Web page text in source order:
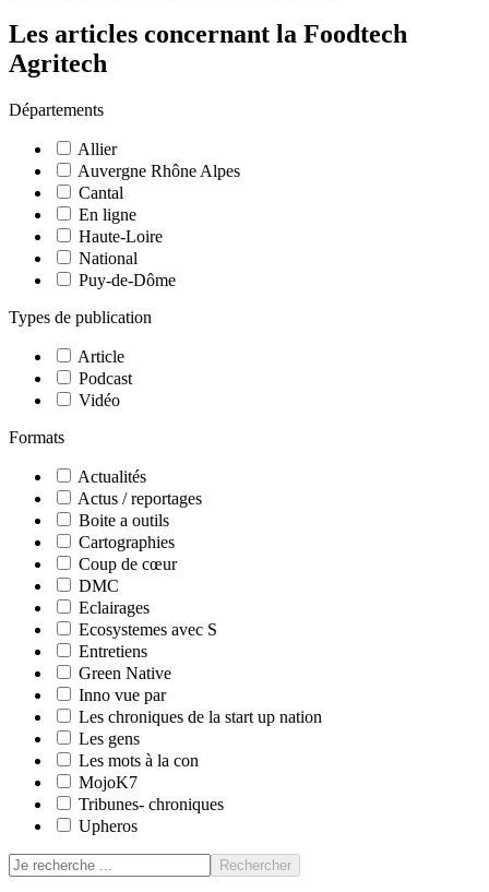
Les articles concernant la Foodtech
Agritech
Départements
Allier
Auvergne Rhône Alpes
Cantal
En ligne
Haute-Loire
National
Puy-de-Dôme
Types de publication
Article
Podcast
Vidéo
Formats
Actualités
Actus / reportages
Boite a outils
Cartographies
Coup de cœur
DMC
Eclairages
Ecosystemes avec S
Entretiens
Green Native
Inno vue par
Les chroniques de la start up nation
Les gens
Les mots à la con
MojoK7
Tribunes- chroniques
Upheros
Rechercher